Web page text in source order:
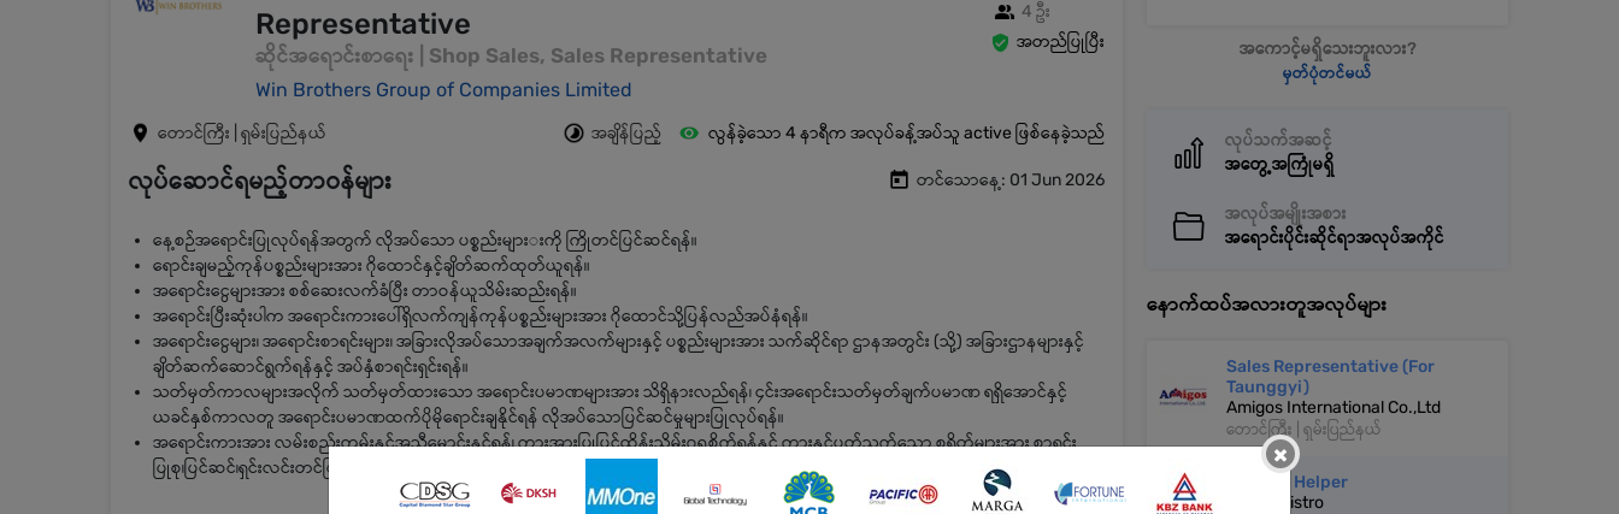
Representative
ဆိုင်အရောင်းစာရေး | Shop Sales, Sales Representative
Win Brothers Group of Companies Limited
4 ဦး
အတည်ပြုပြီး
တောင်ကြီး | ရှမ်းပြည်နယ် အချိန်ပြည့် လွန်ခဲ့သော 4 နာရီက အလုပ်ခန့်အပ်သူ active ဖြစ်နေခဲ့သည်
လုပ်ဆောင်ရမည့်တာဝန်များ တင်သောနေ့: 01 Jun 2026
နေ့စဉ်အရောင်းပြုလုပ်ရန်အတွက် လိုအပ်သော ပစ္စည်းများးကို ကြိုတင်ပြင်ဆင်ရန်။
ရောင်းချမည့်ကုန်ပစ္စည်းများအား ဂိုထောင်နှင့်ချိတ်ဆက်ထုတ်ယူရန်။
အရောင်းငွေများအား စစ်ဆေးလက်ခံပြီး တာဝန်ယူသိမ်းဆည်းရန်။
အရောင်းပြီးဆုံးပါက အရောင်းကားပေါ်ရှိလက်ကျန်ကုန်ပစ္စည်းများအား ဂိုထောင်သို့ပြန်လည်အပ်နံရန်။
အရောင်းငွေများ၊ အရောင်းစာရင်းများ၊ အခြားလိုအပ်သောအချက်အလက်များနှင့် ပစ္စည်းများအား သက်ဆိုင်ရာ ဌာနအတွင်း (သို့) အခြားဌာနများနှင့်
ချိတ်ဆက်ဆောင်ရွက်ရန်နှင့် အပ်နှံစာရင်းရှင်းရန်။
သတ်မှတ်ကာလများအလိုက် သတ်မှတ်ထားသော အရောင်းပမာဏများအား သိရှိနားလည်ရန်၊ ၄င်းအရောင်းသတ်မှတ်ချက်ပမာဏ ရရှိအောင်နှင့်
ယခင်နှစ်ကာလတူ အရောင်းပမာဏထက်ပိုမိုရောင်းချနိုင်ရန် လိုအပ်သောပြင်ဆင်မှုများပြုလုပ်ရန်။
အရောင်းကားအား လမ်းစည်းကမ်းနှင့်အညီမောင်းနှင်ရန်၊ ကားအားပြုပြင်ထိန်းသိမ်းဂရုစိုက်ရန်နှင့် ကားနှင့်ပတ်သက်သော စရိတ်များအား စာရင်း
ပြုစု၊ပြင်ဆင်၊ရှင်းလင်းတင်ပြရန်။
အကောင့်မရှိသေးဘူးလား?
မှတ်ပုံတင်မယ်
လုပ်သက်အဆင့်
အတွေ့အကြုံမရှိ
အလုပ်အမျိုးအစား
အရောင်းပိုင်းဆိုင်ရာအလုပ်အကိုင်
နောက်ထပ်အလားတူအလုပ်များ
Sales Representative (For
Taunggyi)
Amigos International Co.,Ltd
တောင်ကြီး | ရှမ်းပြည်နယ်
Kitchen Helper
Active Bistro
×